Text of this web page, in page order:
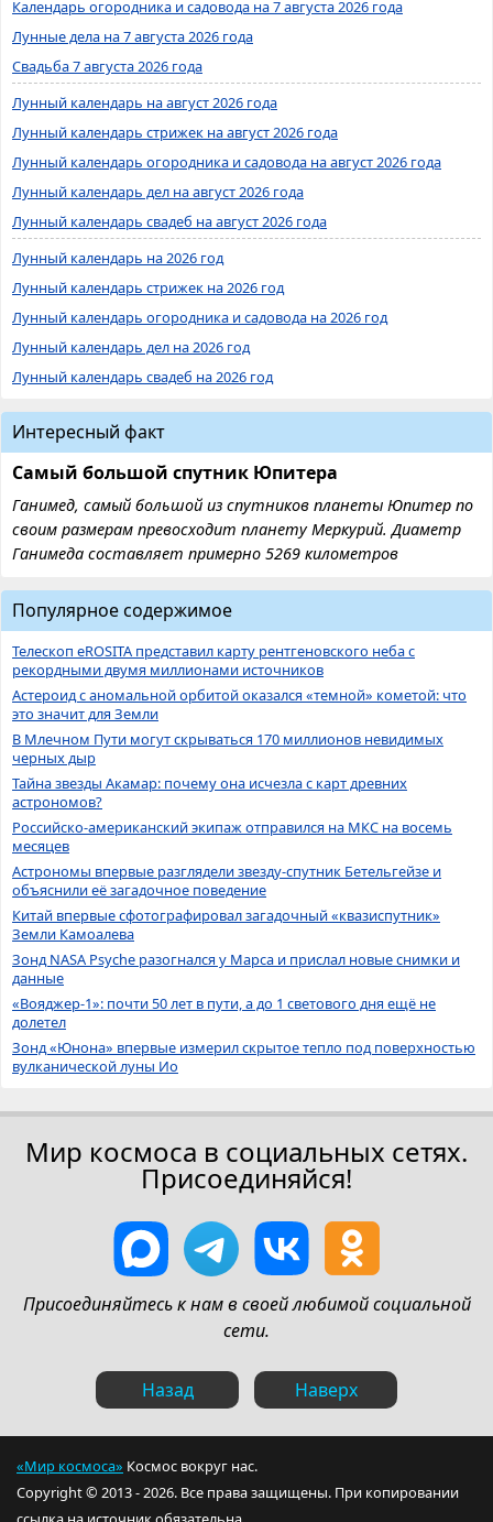
Календарь огородника и садовода на 7 августа 2026 года
Лунные дела на 7 августа 2026 года
Свадьба 7 августа 2026 года
Лунный календарь на август 2026 года
Лунный календарь стрижек на август 2026 года
Лунный календарь огородника и садовода на август 2026 года
Лунный календарь дел на август 2026 года
Лунный календарь свадеб на август 2026 года
Лунный календарь на 2026 год
Лунный календарь стрижек на 2026 год
Лунный календарь огородника и садовода на 2026 год
Лунный календарь дел на 2026 год
Лунный календарь свадеб на 2026 год
Интересный факт
Самый большой спутник Юпитера
Ганимед, самый большой из спутников планеты Юпитер по
своим размерам превосходит планету Меркурий. Диаметр
Ганимеда составляет примерно 5269 километров
Популярное содержимое
Телескоп eROSITA представил карту рентгеновского неба с
рекордными двумя миллионами источников
Астероид с аномальной орбитой оказался «темной» кометой: что
это значит для Земли
В Млечном Пути могут скрываться 170 миллионов невидимых
черных дыр
Тайна звезды Акамар: почему она исчезла с карт древних
астрономов?
Российско-американский экипаж отправился на МКС на восемь
месяцев
Астрономы впервые разглядели звезду-спутник Бетельгейзе и
объяснили её загадочное поведение
Китай впервые сфотографировал загадочный «квазиспутник»
Земли Камоалева
Зонд NASA Psyche разогнался у Марса и прислал новые снимки и
данные
«Вояджер-1»: почти 50 лет в пути, а до 1 светового дня ещё не
долетел
Зонд «Юнона» впервые измерил скрытое тепло под поверхностью
вулканической луны Ио
Мир космоса в социальных сетях.
Присоединяйся!
Присоединяйтесь к нам в своей любимой социальной
сети.
Назад Наверх
«Мир космоса» Космос вокруг нас.
Copyright © 2013 - 2026. Все права защищены. При копировании